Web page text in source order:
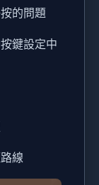
的問題
鍵設定中
線